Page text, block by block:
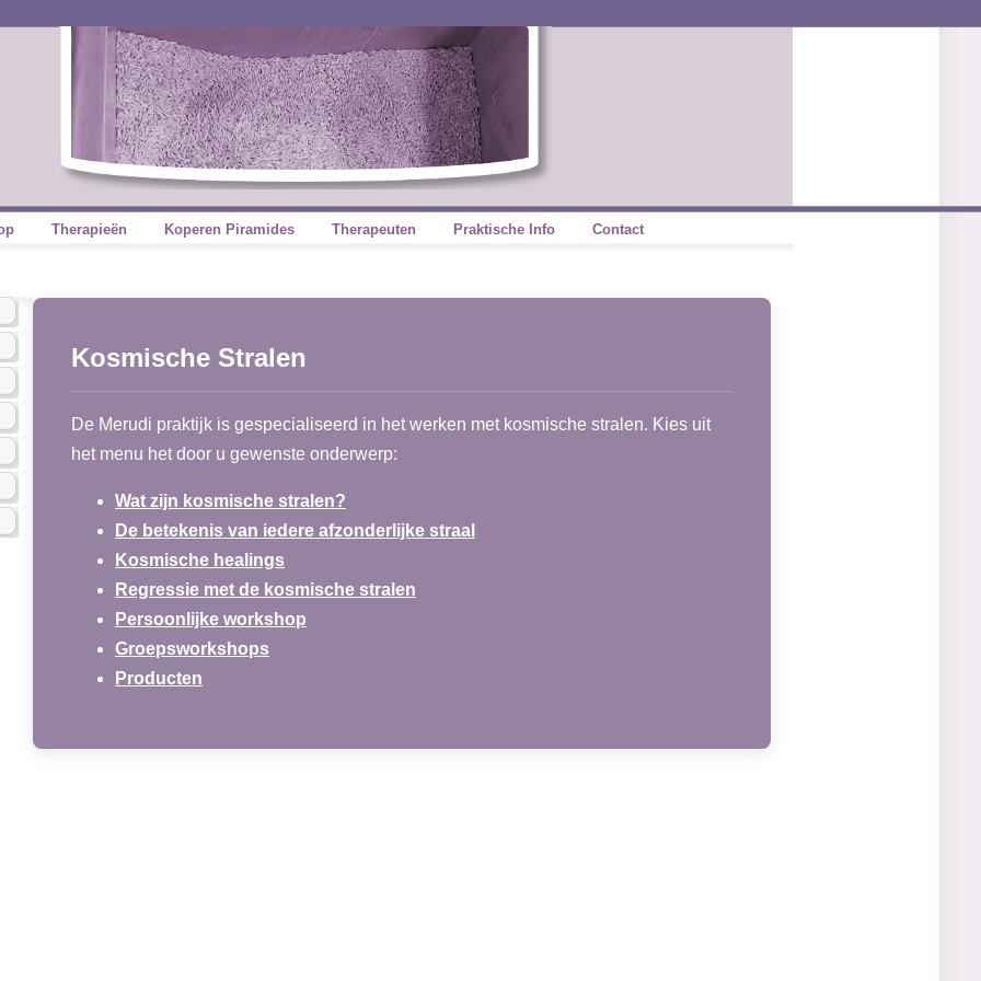
Therapieën Koperen Piramides Therapeuten Praktische Info Contact
Kosmische Stralen
De Merudi praktijk is gespecialiseerd in het werken met kosmische stralen. Kies uit
het menu het door u gewenste onderwerp:
Wat zijn kosmische stralen?
De betekenis van iedere afzonderlijke straal
Kosmische healings
Regressie met de kosmische stralen
Persoonlijke workshop
Groepsworkshops
Producten